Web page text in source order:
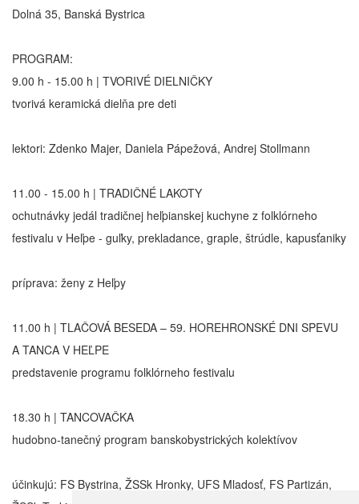
Dolná 35, Banská Bystrica
PROGRAM:
9.00 h - 15.00 h | TVORIVÉ DIELNIČKY
tvorivá keramická dielňa pre deti
lektori: Zdenko Majer, Daniela Pápežová, Andrej Stollmann
11.00 - 15.00 h | TRADIČNÉ LAKOTY
ochutnávky jedál tradičnej heľpianskej kuchyne z folklórneho
festivalu v Heľpe - guľky, prekladance, graple, štrúdle, kapusťaniky
príprava: ženy z Heľpy
11.00 h | TLAČOVÁ BESEDA – 59. HOREHRONSKÉ DNI SPEVU
A TANCA V HEĽPE
predstavenie programu folklórneho festivalu
18.30 h | TANCOVAČKA
hudobno-tanečný program banskobystrických kolektívov
účinkujú: FS Bystrina, ŽSSk Hronky, UFS Mladosť, FS Partizán,